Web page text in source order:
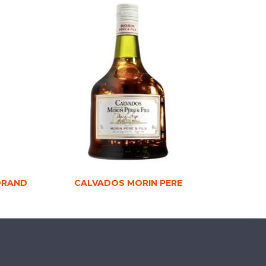
CALVADOS MORIN PERE